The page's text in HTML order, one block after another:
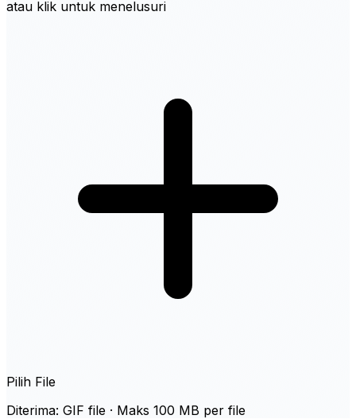
atau klik untuk menelusuri
Pilih File
Diterima: GIF file · Maks 100 MB per file